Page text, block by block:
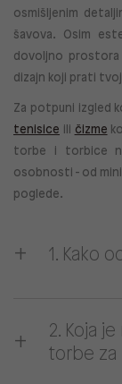
osmišljenim
šavova. Osim
dovoljno prostora
dizajn koji prati
Za potpuni izgled
tenisice
čizme
torbe i torbice
osobnosti - od
poglede.
1. Kako
2. Koja
torbe za